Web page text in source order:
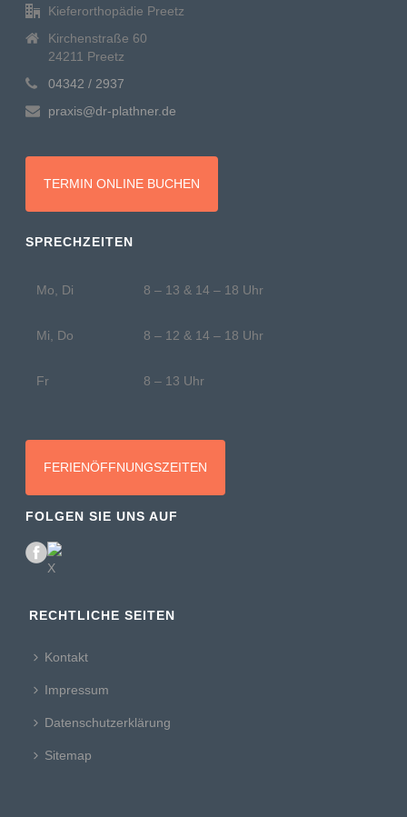
Kieferorthopädie Preetz
Kirchenstraße 60
24211 Preetz
04342 / 2937
praxis@dr-plathner.de
TERMIN ONLINE BUCHEN
SPRECHZEITEN
Mo, Di 8 – 13 & 14 – 18 Uhr
Mi, Do 8 – 12 & 14 – 18 Uhr
Fr 8 – 13 Uhr
FERIENÖFFNUNGSZEITEN
FOLGEN SIE UNS AUF
RECHTLICHE SEITEN
Kontakt
Impressum
Datenschutzerklärung
Sitemap